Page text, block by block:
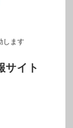
します
サイト